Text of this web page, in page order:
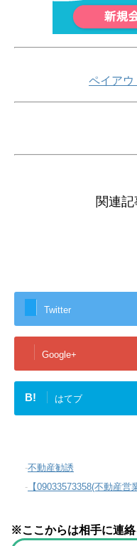
ペイアウ
関連記
Twitter
Google+
B! はてブ
-不動産勧誘
- 【09033573358(不動産営
※ここからは相手に連絡